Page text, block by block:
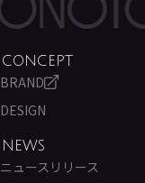
CONCEPT
BRAND
DESIGN
NEWS
ニュースリリース